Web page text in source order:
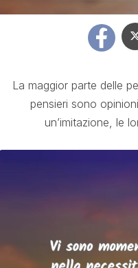
La maggior parte delle
pensieri sono
un’imitazione, le